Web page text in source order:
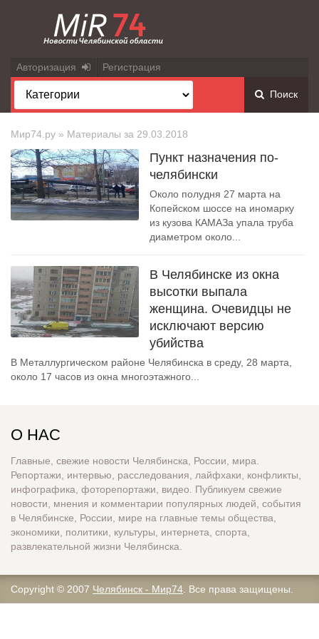
Авторизация Регистрация
Поиск
Мир74.ру » Материалы за 29.03.2018
Пункт назначения по-
челябински
Около полудня 27 марта на
Копейском шоссе на иномарку
из кузова КАМАЗа упала труба
диаметром около...
В Челябинске из окна
высотки выпала
женщина. Очевидцы не
исключают версию
убийства
В Металлургическом районе Челябинска в среду, 28 марта,
около 17 часов из окна многоэтажного...
О НАС
Главные, свежие новости Челябинска, России, мира.
Репортажи, интервью, расследования, лайфхаки, конфликты,
инфографика, фоторепортажи, видео. Публикуем свежие
новости, мнения и комментарии популярных людей, события
в Челябинске, России, мире на главные темы общества,
экономики, политики, культуры, интернета, спорта,
развлекательной жизни Челябинска.
Copyright © 2007 Челябинск - Мир74 . Все права защищены.